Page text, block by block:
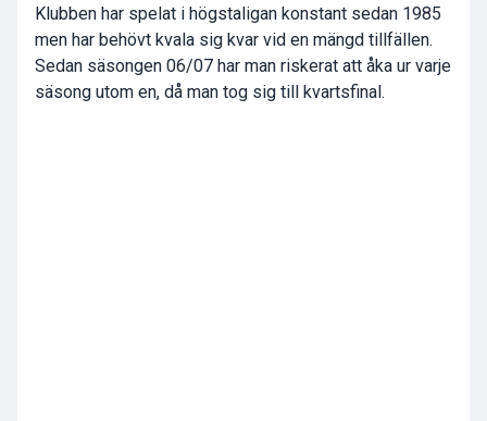
Klubben har spelat i högstaligan konstant sedan 1985
men har behövt kvala sig kvar vid en mängd tillfällen.
Sedan säsongen 06/07 har man riskerat att åka ur varje
säsong utom en, då man tog sig till kvartsfinal.